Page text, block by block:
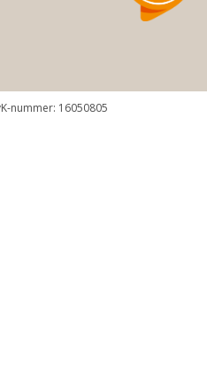
nummer: 16050805